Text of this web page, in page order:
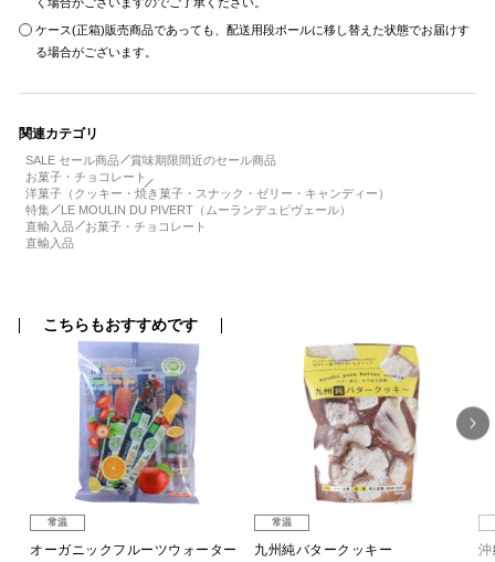
ケース(正箱)販売商品であっても、配送用段ボールに移し替えた状態でお届けす
る場合がございます。
関連カテゴリ
SALE セール商品
賞味期限間近のセール商品
お菓子・チョコレート
洋菓子（クッキー・焼き菓子・スナック・ゼリー・キャンディー）
特集
LE MOULIN DU PIVERT（ムーランデュピヴェール）
直輸入品
お菓子・チョコレート
直輸入品
こちらもおすすめです
常温
オーガニックフルーツウォーター
常温
九州純バタークッキー